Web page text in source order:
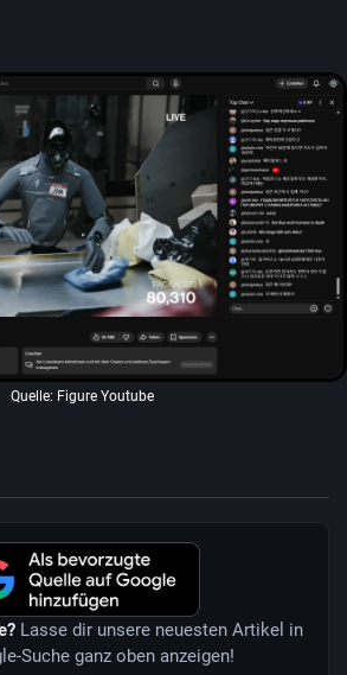
Quelle: Figure Youtube
Lasse dir unsere neuesten Artikel in
Suche ganz oben anzeigen!